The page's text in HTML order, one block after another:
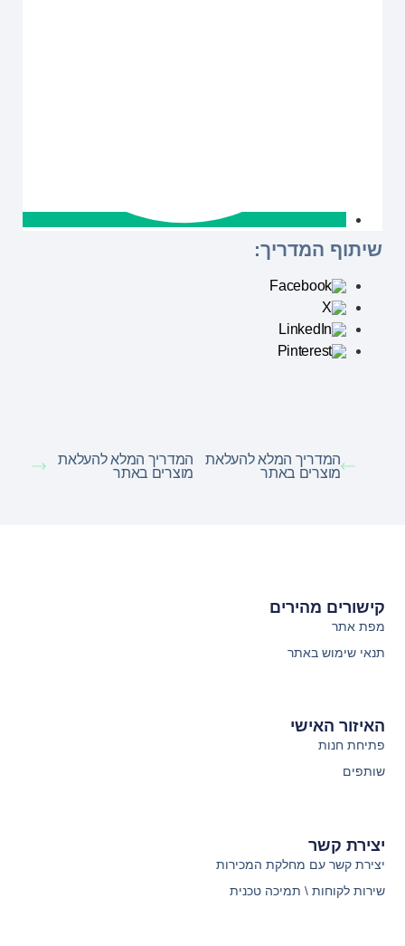
שיתוף המדריך:
המדריך המלא להעלאת
מוצרים באתר
המדריך המלא להעלאת
מוצרים באתר
האיזור האישי
פתיחת חנות
שותפים
קישורים מהירים
מפת אתר
תנאי שימוש באתר
יצירת קשר
יצירת קשר עם מחלקת המכירות
שירות לקוחות \ תמיכה טכנית